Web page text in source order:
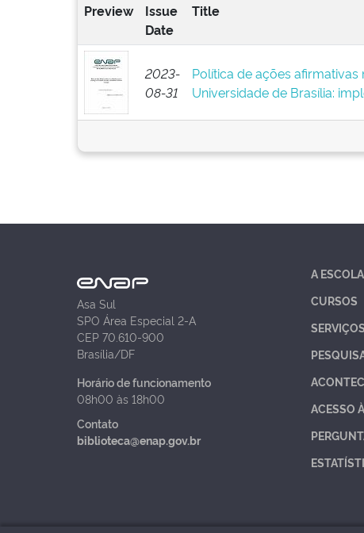
Preview
Issue
Date
Title
2023-
08-31
Política de ações
Universidade de Brasília:
Asa Sul
SPO Área Especial 2-A
CEP 70.610-900
Brasília/DF
Horário de funcionamento
08h00 às 18h00
Contato
biblioteca@enap.gov.br
A ESCOLA
CURSOS
SERVIÇOS
ACESSO